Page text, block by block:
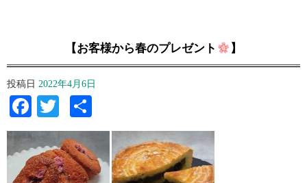
【お客様から春のプレゼント 】
投稿日 2022年4月6日
Facebook
Twitter
有